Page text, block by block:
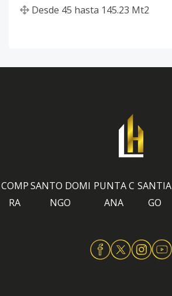
Desde 45 hasta 145.23 Mt2
COMP
RA
SANTO DOMI
NGO
PUNTA C
ANA
SANTIA
GO